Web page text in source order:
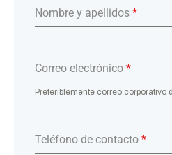
Nombre y apellidos *
Correo electrónico *
Preferiblemente correo corporativo
Teléfono de contacto *